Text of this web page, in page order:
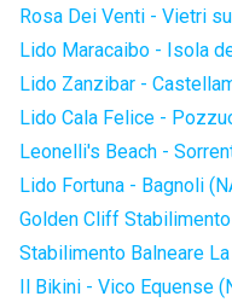
Rosa Dei Venti - Vietri
Lido Maracaibo - Isola
Lido Zanzibar -
Lido Cala Felice -
Leonelli's Beach -
Lido Fortuna - Bagnoli
Golden Cliff
Stabilimento Balneare
Il Bikini - Vico Equense